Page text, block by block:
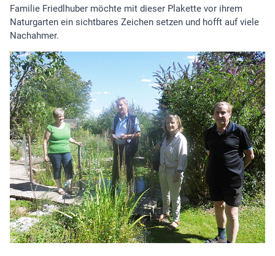
Familie Friedlhuber möchte mit dieser Plakette vor ihrem
Naturgarten ein sichtbares Zeichen setzen und hofft auf viele
Nachahmer.